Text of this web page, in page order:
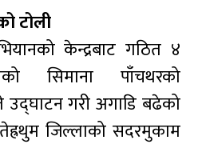
टोली
केन्द्रबाट गठित ४
सिमाना पाँचथरको
उद्घाटन गरी अगाडि बढेको
जिल्लाको सदरमुकाम